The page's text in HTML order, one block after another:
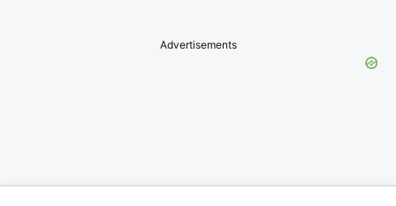
Advertisements